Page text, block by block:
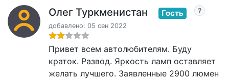
Олег Туркменистан Гость
добавлено: 05 сен 2022
Привет всем автолюбителям. Буду
краток. Развод. Яркость ламп оставляет
желать лучшего. Заявленные 2900 люмен